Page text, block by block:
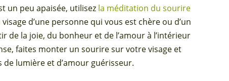
un peu apaisée, utilisez la méditation du sourire
d’une personne qui vous est chère ou d’un
de la joie, du bonheur et de l’amour à l’intérieur
faites monter un sourire sur votre visage et
lumière et d’amour guérisseur.